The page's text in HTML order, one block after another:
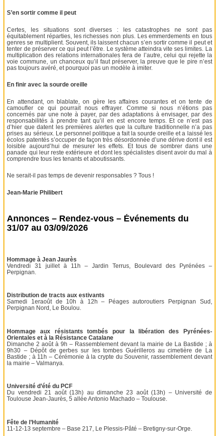
S’en sortir comme il peut
Certes, les situations sont diverses : les catastrophes ne sont pas
équitablement réparties, les richesses non plus. Les emmerdements en tous
genres se multiplient. Souvent, ils laissent chacun s’en sortir comme il peut et
tenter de préserver ce qui peut l’être. Le système atteindra vite ses limites. La
multiplication des relations internationales fera de l’autre, celui qui rejette la
voie commune, un chanceux qu’il faut préserver, la preuve que le pire n’est
pas toujours avéré, et pourquoi pas un modèle à imiter.
En finir avec la sourde oreille
En attendant, on blablate, on gère les affaires courantes et on tente de
camoufler ce qui pourrait nous effrayer. Comme si nous n’étions pas
concernés par une note à payer, par des adaptations à envisager, par des
responsabilités à prendre tant qu’il en est encore temps. Et ce n’est pas
d’hier que datent les premières alertes que la culture traditionnelle n’a pas
prises au sérieux. Le personnel politique a fait la sourde oreille et a laissé les
écolos patentés s’occuper de façon très désordonnée d’une dérive dont il est
loisible aujourd’hui de mesurer les effets. Et tous de sombrer dans une
panade qui leur reste extérieure et dont les spécialistes disent avoir du mal à
comprendre tous les tenants et aboutissants.
Ne serait-il pas temps de devenir responsables ? Tous !
Jean-Marie Philibert
Annonces – Rendez-vous – Événements du
31/07 au 03/09/2026
Hommage à Jean Jaurès
Vendredi 31 juillet à 11h – Jardin Terrus, Boulevard des Pyrénées –
Perpignan.
Distribution de tracts aux estivants
Samedi 1eraoût de 10h à 12h – Péages autoroutiers Perpignan Sud,
Perpignan Nord, Le Boulou.
Hommage aux résistants tombés pour la libération des Pyrénées-
Orientales et à la Résistance Catalane
Dimanche 2 août à 9h – Rassemblement devant la mairie de La Bastide ; à
9h30 – Dépôt de gerbes sur les tombes Guérilleros au cimetière de La
Bastide ; à 11h – Cérémonie à la crypte du Souvenir, rassemblement devant
la mairie – Valmanya.
Université d’été du PCF
Du vendredi 21 août (13h) au dimanche 23 août (13h) – Université de
Toulouse Jean-Jaurès, 5 allée Antonio Machado – Toulouse.
Fête de l’Humanité
11-12-13 septembre – Base 217, Le Plessis-Pâté – Bretigny-sur-Orge.